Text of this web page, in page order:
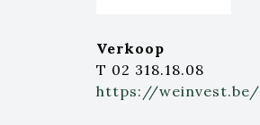
Verkoop
T 02 318.18.08
https://weinvest.be/